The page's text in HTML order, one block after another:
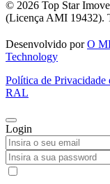
© 2026 Top Star
(Licença AMI 19432).
Desenvolvido porO
Technology
Política de Privacidade
RAL
Login